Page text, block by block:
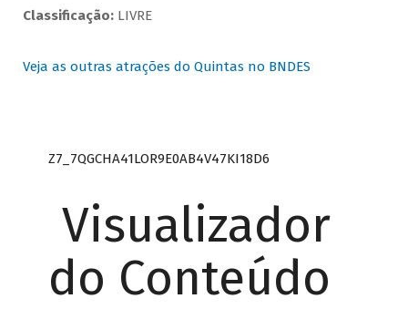
Classificação: LIVRE
Veja as outras atrações do Quintas no BNDES
Z7_7QGCHA41LOR9E0AB4V47KI18D6
Visualizador
do Conteúdo